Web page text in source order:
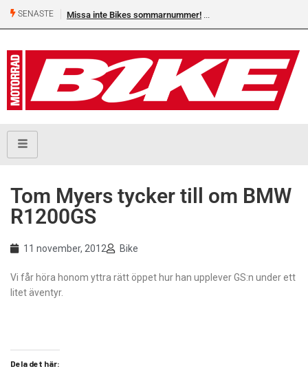
SENASTE Missa inte Bikes sommarnummer!
Tom Myers tycker till om BMW
R1200GS
11 november, 2012 Bike
Vi får höra honom yttra rätt öppet hur han upplever GS:n under ett
litet äventyr.
Dela det här: